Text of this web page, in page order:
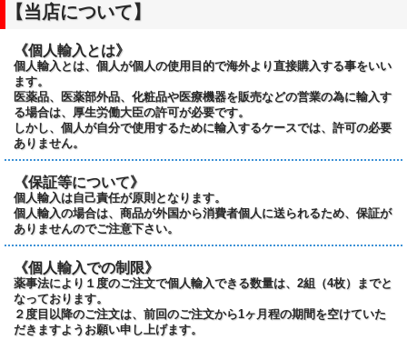
【当店について】
《個人輸入とは》
個人輸入とは、個人が個人の使用目的で海外より直接購入する事をいい
ます。
医薬品、医薬部外品、化粧品や医療機器を販売などの営業の為に輸入す
る場合は、厚生労働大臣の許可が必要です。
しかし、個人が自分で使用するために輸入するケースでは、許可の必要
ありません。
《保証等について》
個人輸入は自己責任が原則となります。
個人輸入の場合は、商品が外国から消費者個人に送られるため、保証が
ありませんのでご注意下さい。
《個人輸入での制限》
薬事法により１度のご注文で個人輸入できる数量は、2組（4枚）までと
なっております。
２度目以降のご注文は、前回のご注文から1ヶ月程の期間を空けていた
だきますようお願い申し上げます。